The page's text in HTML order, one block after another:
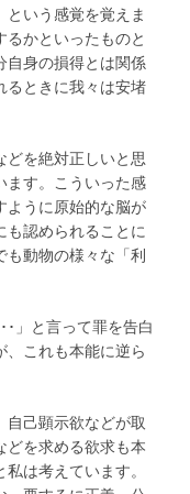
いう感覚を覚えま
かといったものと
自身の損得とは関係
るときに我々は安堵
を絶対正しいと思
ます。こういった感
ように原始的な脳が
も認められることに
も動物の様々な「利
」と言って罪を告白
、これも本能に逆ら
己顕示欲などが取
どを求める欲求も本
は考えています。